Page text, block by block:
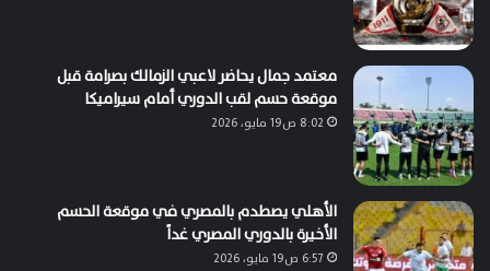
معتمد جمال يحاضر لاعبي الزمالك بصرامة قبل
موقعة حسم لقب الدوري أمام سيراميكا
8:02 ص19 مايو، 2026
الأهلي يصطدم بالمصري في موقعة الحسم
الأخيرة بالدوري المصري غداً
6:57 ص19 مايو، 2026